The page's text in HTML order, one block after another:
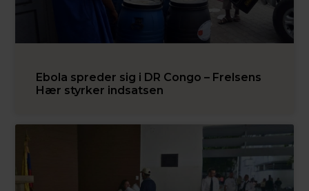
Ebola spreder sig i DR Congo – Frelsens
Hær styrker indsatsen